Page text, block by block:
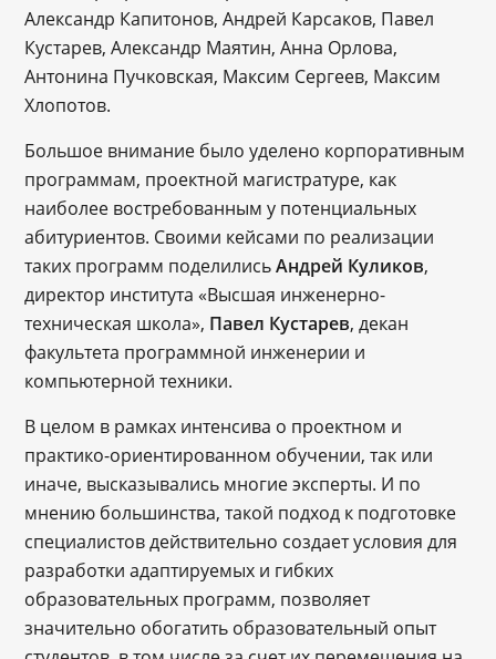
Александр Капитонов, Андрей Карсаков, Павел
Кустарев, Александр Маятин, Анна Орлова,
Антонина Пучковская, Максим Сергеев, Максим
Хлопотов.
Большое внимание было уделено корпоративным
программам, проектной магистратуре, как
наиболее востребованным у потенциальных
абитуриентов. Своими кейсами по реализации
таких программ поделилисьАндрей Куликов,
директор института «Высшая инженерно-
техническая школа», Павел Кустарев, декан
факультета программной инженерии и
компьютерной техники.
В целом в рамках интенсива о проектном и
практико-ориентированном обучении, так или
иначе, высказывались многие эксперты. И по
мнению большинства, такой подход к подготовке
специалистов действительно создает условия для
разработки адаптируемых и гибких
образовательных программ, позволяет
значительно обогатить образовательный опыт